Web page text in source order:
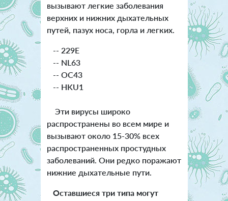
вызывают легкие заболевания
верхних и нижних дыхательных
путей, пазух носа, горла и легких.
-- 229E
-- NL63
-- OC43
-- HKU1
Эти вирусы широко
распространены во всем мире и
вызывают около 15-30% всех
распространенных простудных
заболеваний. Они редко поражают
нижние дыхательные пути.
Оставшиеся три типа могут